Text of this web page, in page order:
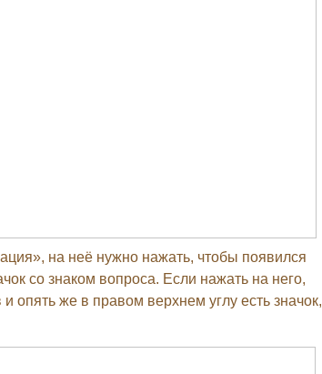
на неё нужно нажать, чтобы появился
со знаком вопроса. Если нажать на него,
опять же в правом верхнем углу есть значок,